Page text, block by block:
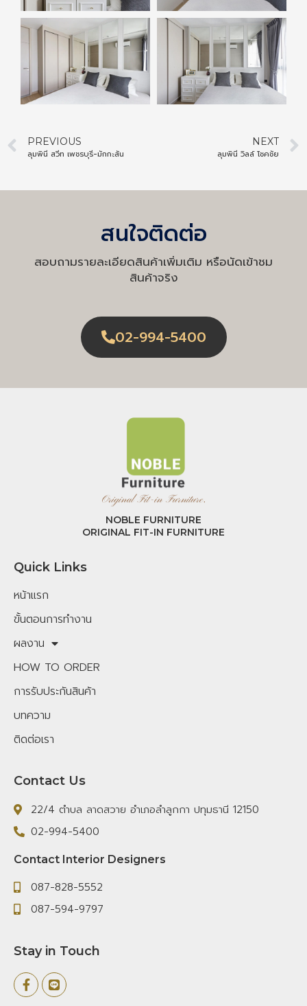
PREVIOUS
ลุมพินี สวีท เพชรบุรี-มักกะสัน
NEXT
ลุมพินี วิลล์ โชคชัย
สนใจติดต่อ
สอบถามรายละเอียดสินค้าเพิ่มเติม หรือนัดเข้าชม
สินค้าจริง
02-994-5400
NOBLE FURNITURE
ORIGINAL FIT-IN FURNITURE
Quick Links
หน้าแรก
ขั้นตอนการทำงาน
ผลงาน
HOW TO ORDER
การรับประกันสินค้า
บทความ
ติดต่อเรา
Contact Us
22/4 ตำบล ลาดสวาย อำเภอลำลูกกา ปทุมธานี 12150
02-994-5400
Contact Interior Designers
087-828-5552
087-594-9797
Stay in Touch